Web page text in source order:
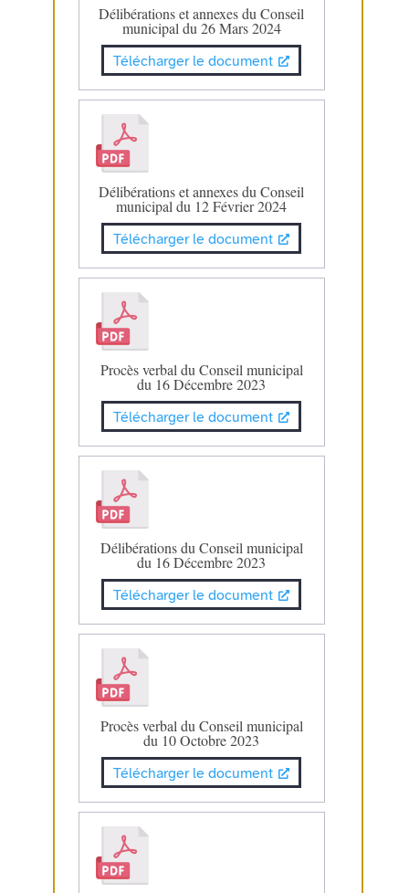
Délibérations et annexes du Conseil
municipal du 26 Mars 2024
Télécharger le document
Délibérations et annexes du Conseil
municipal du 12 Février 2024
Télécharger le document
Procès verbal du Conseil municipal
du 16 Décembre 2023
Télécharger le document
Délibérations du Conseil municipal
du 16 Décembre 2023
Télécharger le document
Procès verbal du Conseil municipal
du 10 Octobre 2023
Télécharger le document